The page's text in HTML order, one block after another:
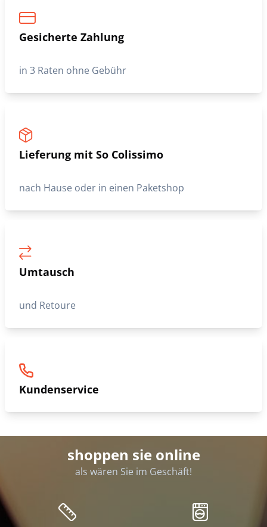
Gesicherte Zahlung
in 3 Raten ohne Gebühr
Lieferung mit So Colissimo
nach Hause oder in einen Paketshop
Umtausch
und Retoure
Kundenservice
shoppen sie online
als wären Sie im Geschäft!